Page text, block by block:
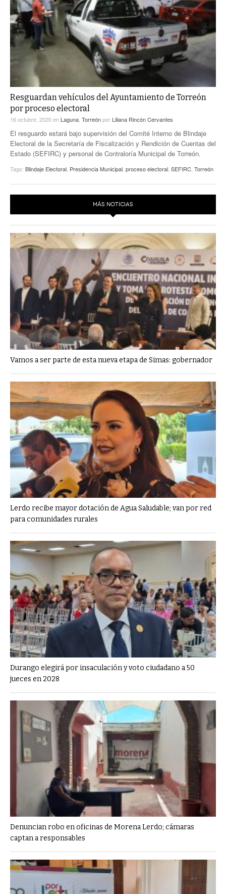
Resguardan vehículos del Ayuntamiento de Torreón
por proceso electoral
16 octubre, 2020en Laguna Torreónpor Liliana Rincón Cervantes
El resguardo estará bajo supervisión del Comité Interno de Blindaje
Electoral de la Secretaría de Fiscalización y Rendición de Cuentas del
Estado (SEFIRC) y personal de Contraloría Municipal de Torreón.
Tags: Blindaje Electoral Presidencia Municipal proceso electoral SEFIRC Torreón
MÁS NOTICIAS
Vamos a ser parte de esta nueva etapa de Simas: gobernador
Lerdo recibe mayor dotación de Agua Saludable; van por red
para comunidades rurales
Durango elegirá por insaculación y voto ciudadano a 50
jueces en 2028
Denuncian robo en oficinas de Morena Lerdo; cámaras
captan a responsables